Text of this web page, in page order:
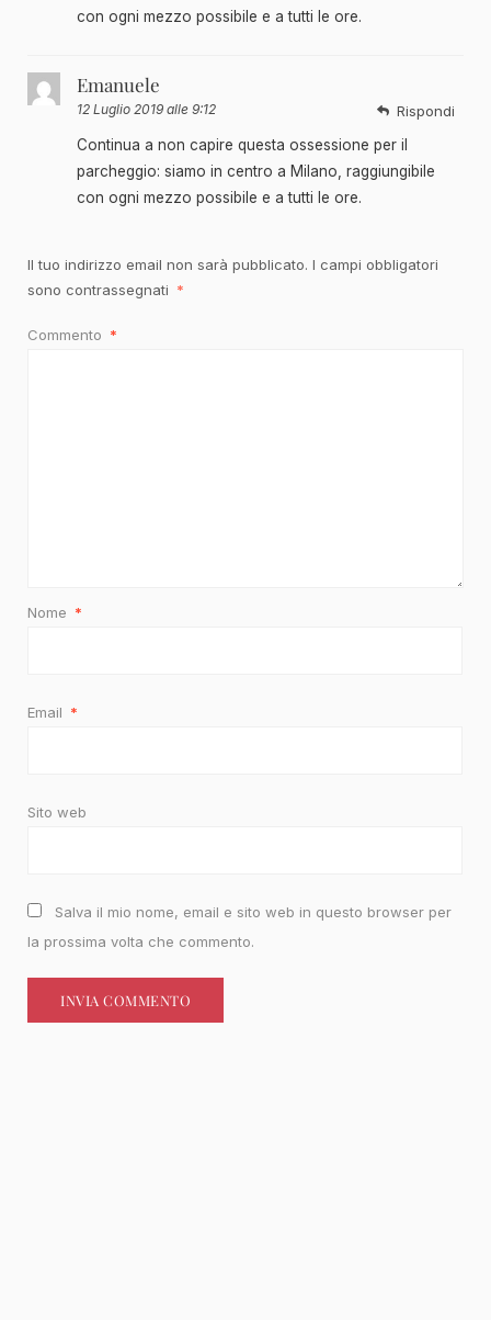
con ogni mezzo possibile e a tutti le ore.
Emanuele
12 Luglio 2019 alle 9:12
Continua a non capire questa ossessione per il
parcheggio: siamo in centro a Milano, raggiungibile
con ogni mezzo possibile e a tutti le ore.
Rispondi
Il tuo indirizzo email non sarà pubblicato. I campi obbligatori
sono contrassegnati *
Commento *
Nome *
Email *
Sito web
Salva il mio nome, email e sito web in questo browser per
la prossima volta che commento.